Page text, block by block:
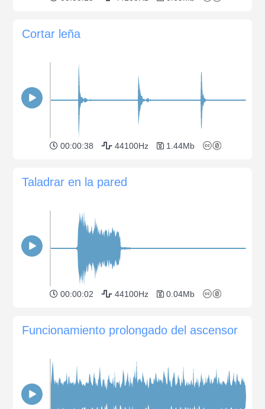
Cortar leña
00:00:38 44100Hz 1.44Mb
Taladrar en la pared
00:00:02 44100Hz 0.04Mb
Funcionamiento prolongado del ascensor